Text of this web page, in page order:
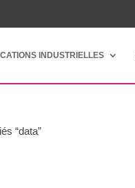
INDUSTRIELLES
“data”